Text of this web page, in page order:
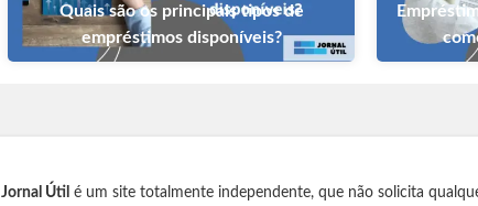
Quais são os principais tipos de
empréstimos disponíveis?
Jornal Útil é um site totalmente independente, que não solicita